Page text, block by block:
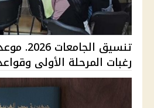
تنسيق
رغبات المرحلة الأولى